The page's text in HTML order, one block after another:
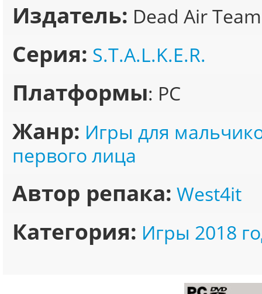
Издатель: Dead Air Team
Серия: S.T.A.L.K.E.R.
Платформы: PC
Жанр: Игры для
первого лица
Автор репака: West4it
Категория: Игры 2018